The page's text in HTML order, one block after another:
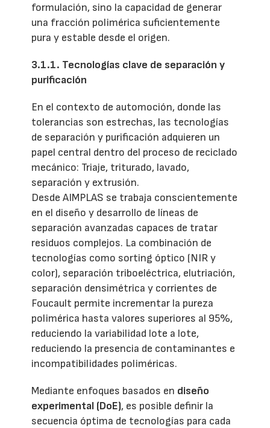
formulación, sino la capacidad de generar
una fracción polimérica suficientemente
pura y estable desde el origen.
3.1.1. Tecnologías clave de separación y
purificación
En el contexto de automoción, donde las
tolerancias son estrechas, las tecnologías
de separación y purificación adquieren un
papel central dentro del proceso de reciclado
mecánico: Triaje, triturado, lavado,
separación y extrusión.
Desde AIMPLAS se trabaja conscientemente
en el diseño y desarrollo de líneas de
separación avanzadas capaces de tratar
residuos complejos. La combinación de
tecnologías como sorting óptico (NIR y
color), separación triboeléctrica, elutriación,
separación densimétrica y corrientes de
Foucault permite incrementar la pureza
polimérica hasta valores superiores al 95%,
reduciendo la variabilidad lote a lote,
reduciendo la presencia de contaminantes e
incompatibilidades poliméricas.
Mediante enfoques basados en diseño
experimental (DoE), es posible definir la
secuencia óptima de tecnologías para cada